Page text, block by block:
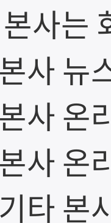
사는
사 뉴
사 온
사 온
타 본